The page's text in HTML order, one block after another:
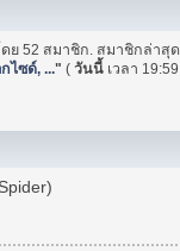
ดย 52 สมาชิก. สมาชิกล่าสุ
ไซด์, ..." (วันนี้ เวลา